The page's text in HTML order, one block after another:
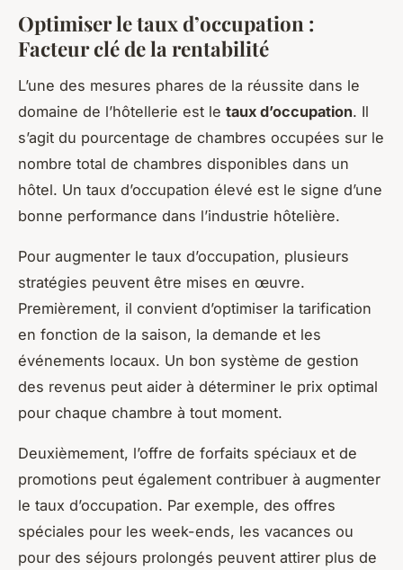
Optimiser le taux d’occupation :
Facteur clé de la rentabilité
L’une des mesures phares de la réussite dans le
domaine de l’hôtellerie est le taux d’occupation. Il
s’agit du pourcentage de chambres occupées sur le
nombre total de chambres disponibles dans un
hôtel. Un taux d’occupation élevé est le signe d’une
bonne performance dans l’industrie hôtelière.
Pour augmenter le taux d’occupation, plusieurs
stratégies peuvent être mises en œuvre.
Premièrement, il convient d’optimiser la tarification
en fonction de la saison, la demande et les
événements locaux. Un bon système de gestion
des revenus peut aider à déterminer le prix optimal
pour chaque chambre à tout moment.
Deuxièmement, l’offre de forfaits spéciaux et de
promotions peut également contribuer à augmenter
le taux d’occupation. Par exemple, des offres
spéciales pour les week-ends, les vacances ou
pour des séjours prolongés peuvent attirer plus de